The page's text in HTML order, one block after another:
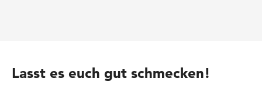
Lasst es euch gut schmecken!